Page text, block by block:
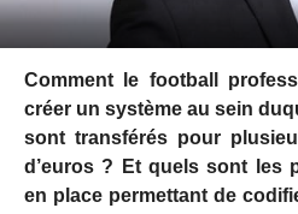
Comment le football
créer un système au sein
sont transférés pour
d’euros ? Et quels sont les
en place permettant de